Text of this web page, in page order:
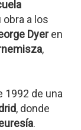
a los
Dyeren
,
1992 de una
, donde
.